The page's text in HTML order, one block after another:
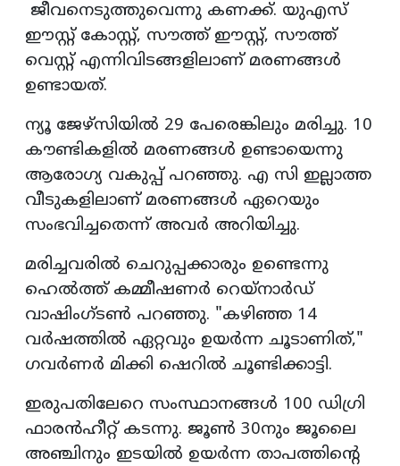
ജീവനെടുത്തുവെന്നു കണക്ക്. യുഎസ്
ഈസ്റ്റ് കോസ്റ്റ്, സൗത്ത് ഈസ്റ്റ്, സൗത്ത്
വെസ്റ്റ് എന്നിവിടങ്ങളിലാണ് മരണങ്ങൾ
ഉണ്ടായത്.
ന്യൂ ജേഴ്സിയിൽ 29 പേരെങ്കിലും മരിച്ചു. 10
കൗണ്ടികളിൽ മരണങ്ങൾ ഉണ്ടായെന്നു
ആരോഗ്യ വകുപ്പ് പറഞ്ഞു. എ സി ഇല്ലാത്ത
വീടുകളിലാണ് മരണങ്ങൾ ഏറെയും
സംഭവിച്ചതെന്ന് അവർ അറിയിച്ചു.
മരിച്ചവരിൽ ചെറുപ്പക്കാരും ഉണ്ടെന്നു
ഹെൽത്ത് കമ്മീഷണർ റെയ്‌നാർഡ്
വാഷിംഗ്ടൺ പറഞ്ഞു. "കഴിഞ്ഞ 14
വർഷത്തിൽ ഏറ്റവും ഉയർന്ന ചൂടാണിത്,"
ഗവർണർ മിക്കി ഷെറിൽ ചൂണ്ടിക്കാട്ടി.
ഇരുപതിലേറെ സംസ്ഥാനങ്ങൾ 100 ഡിഗ്രി
ഫാരൻഹീറ്റ്‌ കടന്നു. ജൂൺ 30നും ജൂലൈ
അഞ്ചിനും ഇടയിൽ ഉയർന്ന താപത്തിന്റെ